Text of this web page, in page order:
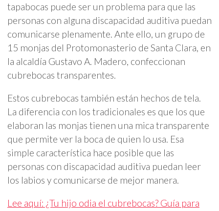
tapabocas puede ser un problema para que las
personas con alguna discapacidad auditiva puedan
comunicarse plenamente. Ante ello, un grupo de
15 monjas del Protomonasterio de Santa Clara, en
la alcaldía Gustavo A. Madero, confeccionan
cubrebocas transparentes.
Estos cubrebocas también están hechos de tela.
La diferencia con los tradicionales es que los que
elaboran las monjas tienen una mica transparente
que permite ver la boca de quien lo usa. Esa
simple característica hace posible que las
personas con discapacidad auditiva puedan leer
los labios y comunicarse de mejor manera.
Lee aquí: ¿Tu hijo odia el cubrebocas? Guía para